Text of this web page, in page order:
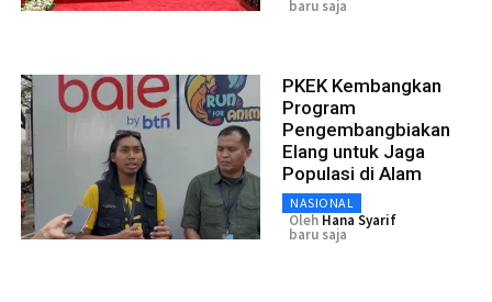
baru saja
PKEK Kembangkan
Program
Pengembangbiakan
Elang untuk Jaga
Populasi di Alam
NASIONAL
Oleh Hana Syarif
baru saja